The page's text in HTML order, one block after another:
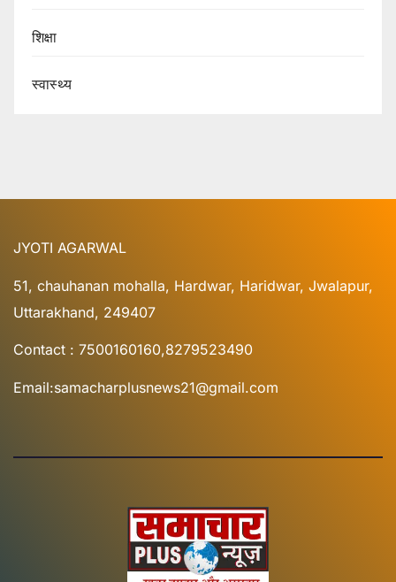
शिक्षा
स्वास्थ्य
JYOTI AGARWAL
51, chauhanan mohalla, Hardwar, Haridwar, Jwalapur,
Uttarakhand, 249407
Contact : 7500160160,8279523490
Email:samacharplusnews21@gmail.com